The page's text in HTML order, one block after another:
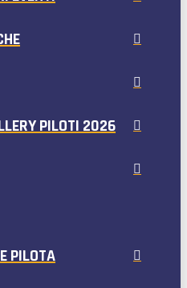
PILOTI 2026
PILOTA